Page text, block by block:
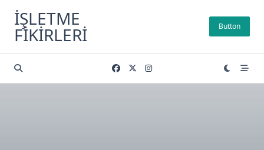
content
İŞLETME
FIKIRLERI Button